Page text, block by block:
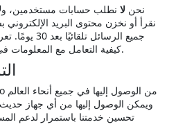
نحنلا نطلب حسابات مستخدمين، و
نقرأ أو نخزن محتوى البريد
جميع الرسائل
كيفية التعامل مع المعلومات.
ويمكن الوصول إليها من أي جهاز حديث
تحسين خدمتنا باستمرار لدعم